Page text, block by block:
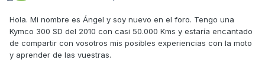
Hola. Mi nombre es Ángel y soy nuevo en el foro. Tengo una
Kymco 300 SD del 2010 con casi 50.000 Kms y estaría encantado
de compartir con vosotros mis posibles experiencias con la moto
y aprender de las vuestras.